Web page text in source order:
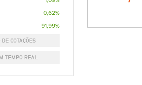
0,62%
91,99%
DE COTAÇÕES
TEMPO REAL